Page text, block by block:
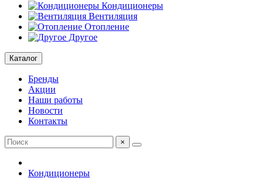
Кондиционеры
Вентиляция
Отопление
Другое
Каталог
Бренды
Акции
Наши работы
Новости
Контакты
×
Кондиционеры